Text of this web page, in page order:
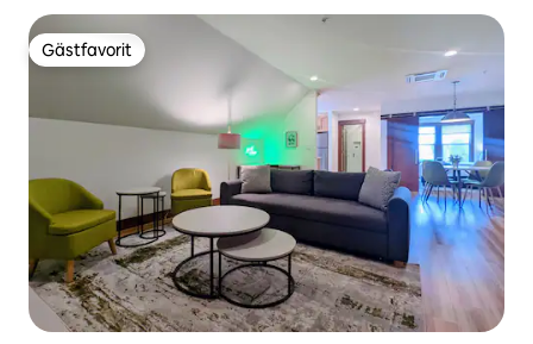
Gästfavorit
Gästfavorit